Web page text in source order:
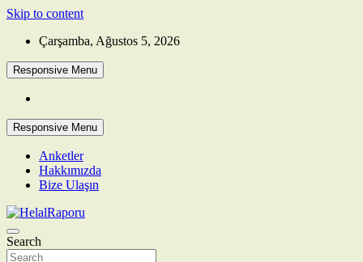
Skip to content
Çarşamba, Ağustos 5, 2026
Responsive Menu
Responsive Menu
Anketler
Hakkımızda
Bize Ulaşın
HelalRaporu
Search